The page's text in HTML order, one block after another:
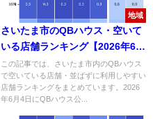
地域
さいたま市のQBハウス・空いて
いる店舗ランキング【2026年6
月】
この記事では、さいたま市内のQBハウス
で空いている店舗・並ばずに利用しやすい
店舗ランキングをまとめています。2026
年6月4日にQBハウス公...